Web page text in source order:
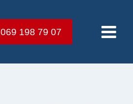
069 198 79 07